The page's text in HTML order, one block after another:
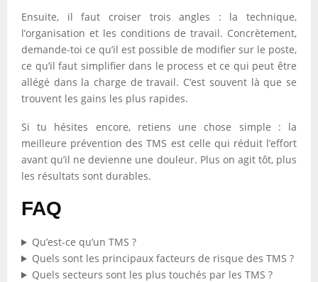
Ensuite, il faut croiser trois angles : la technique,
l’organisation et les conditions de travail. Concrètement,
demande-toi ce qu’il est possible de modifier sur le poste,
ce qu’il faut simplifier dans le process et ce qui peut être
allégé dans la charge de travail. C’est souvent là que se
trouvent les gains les plus rapides.
Si tu hésites encore, retiens une chose simple : la
meilleure prévention des TMS est celle qui réduit l’effort
avant qu’il ne devienne une douleur. Plus on agit tôt, plus
les résultats sont durables.
FAQ
Qu’est-ce qu’un TMS ?
Quels sont les principaux facteurs de risque des TMS ?
Quels secteurs sont les plus touchés par les TMS ?